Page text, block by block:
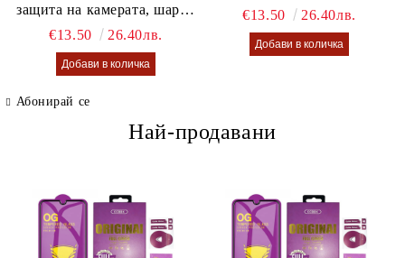
защита на камерата, шарен
калъф Lusi case
€13.50 26.40лв.
€13.50
26.40лв.
Абонирай се
Най-продавани